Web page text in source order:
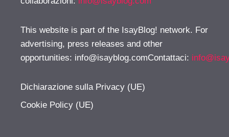
This website is part of the IsayBlog! network. For
advertising, press releases and other
opportunities: info@isayblog.comContattaci:
Dichiarazione sulla Privacy (UE)
Cookie Policy (UE)